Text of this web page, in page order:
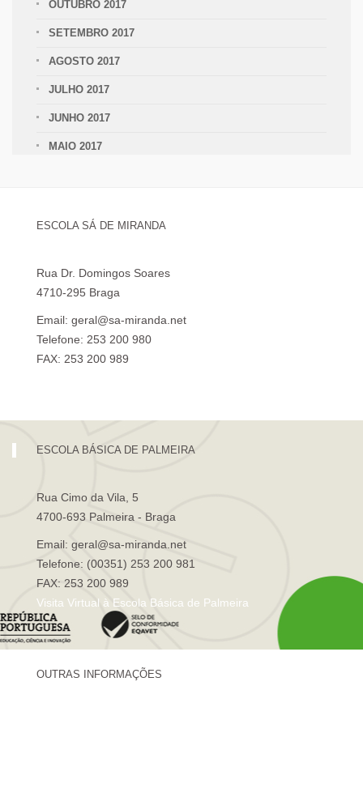
OUTUBRO 2017
SETEMBRO 2017
AGOSTO 2017
JULHO 2017
JUNHO 2017
MAIO 2017
ESCOLA SÁ DE MIRANDA
Rua Dr. Domingos Soares
4710-295 Braga
Email: geral@sa-miranda.net
Telefone: 253 200 980
FAX: 253 200 989
ESCOLA BÁSICA DE PALMEIRA
Rua Cimo da Vila, 5
4700-693 Palmeira - Braga
Email: geral@sa-miranda.net
Telefone: (00351) 253 200 981
FAX: 253 200 989
Visita Virtual à Escola Básica de Palmeira
OUTRAS INFORMAÇÕES